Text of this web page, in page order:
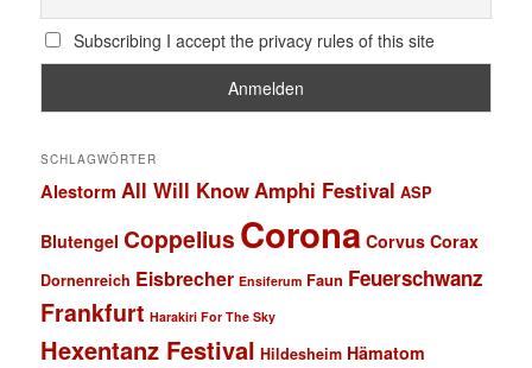
Subscribing I accept the privacy rules of this site
SCHLAGWÖRTER
Alestorm All Will KnowAmphi Festival ASP
Blutengel Coppelius Corona Corvus Corax
Dornenreich Eisbrecher Ensiferum Faun Feuerschwanz
Frankfurt Harakiri For The Sky
Hexentanz Festival Hildesheim Hämatom